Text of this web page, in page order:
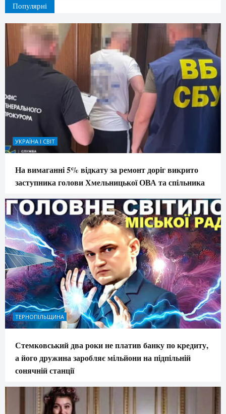
Популярні
УКРАЇНА І СВІТ
На вимаганні 5% відкату за ремонт доріг викрито
заступника голови Хмельницької ОВА та спільника
ТЕРНОПІЛЬЩИНА
Стемковський два роки не платив банку по кредиту,
а його дружина заробляє мільйони на підпільній
сонячній станції